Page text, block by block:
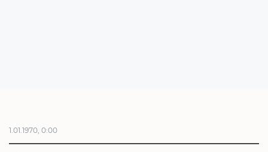
1.01.1970, 0:00